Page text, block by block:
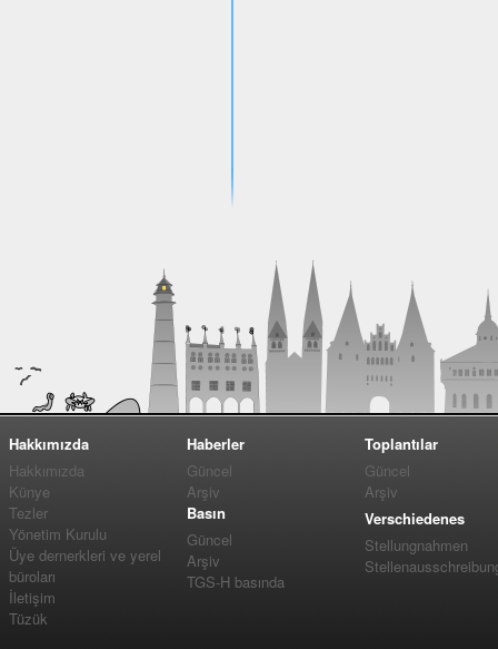
Hakkımızda
Hakkımızda
Künye
Tezler
Yönetim Kurulu
Üye dernerkleri ve yerel
büroları
İletişim
Tüzük
Haberler
Güncel
Arşiv
Basın
Güncel
Arşiv
TGS-H basında
Toplantılar
Güncel
Arşiv
Verschiedenes
Stellungnahmen